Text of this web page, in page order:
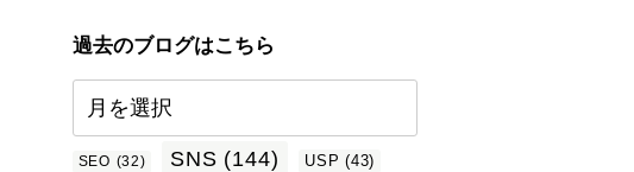
過去のブログはこちら
SEO (32) SNS (144) USP (43)